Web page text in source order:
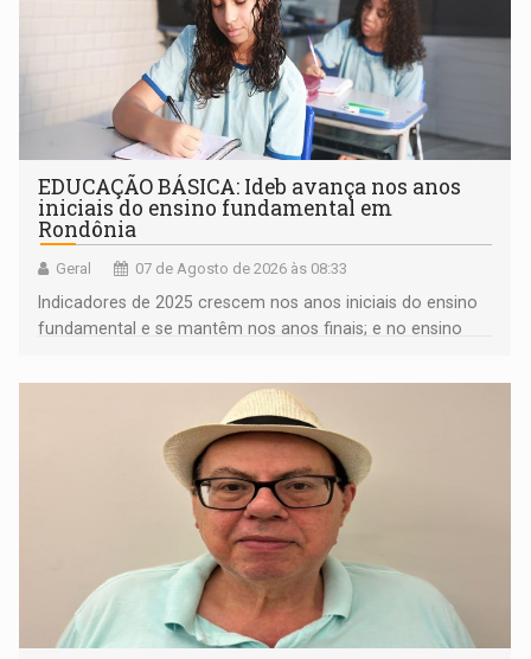
EDUCAÇÃO BÁSICA: Ideb avança nos anos
iniciais do ensino fundamental em
Rondônia
Geral 07 de Agosto de 2026 às 08:33
Indicadores de 2025 crescem nos anos iniciais do ensino
fundamental e se mantêm nos anos finais; e no ensino